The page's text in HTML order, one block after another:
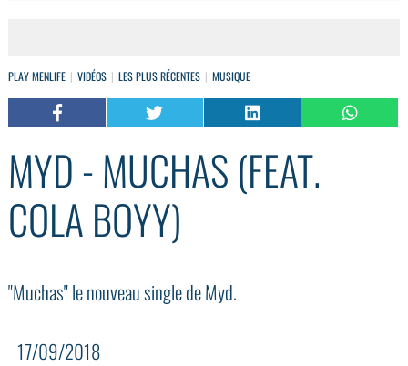
PLAY MENLIFE VIDÉOS LES PLUS RÉCENTES MUSIQUE
MYD - MUCHAS (FEAT.
COLA BOYY)
"Muchas" le nouveau single de Myd.
17/09/2018